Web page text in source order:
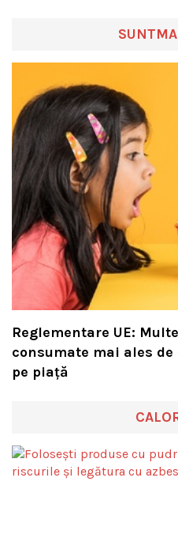
Reglementare UE:
consumate mai ales
pe piață